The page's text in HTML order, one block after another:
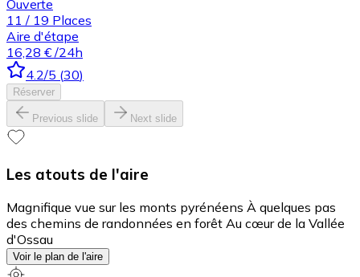
Ouverte
11 / 19 Places
Aire d'étape
16,28 € /24h
4.2/5 (30)
Réserver
Previous slide Next slide
Les atouts de l'aire
Magnifique vue sur les monts pyrénéens À quelques pas
des chemins de randonnées en forêt Au cœur de la Vallée
d'Ossau
Voir le plan de l'aire